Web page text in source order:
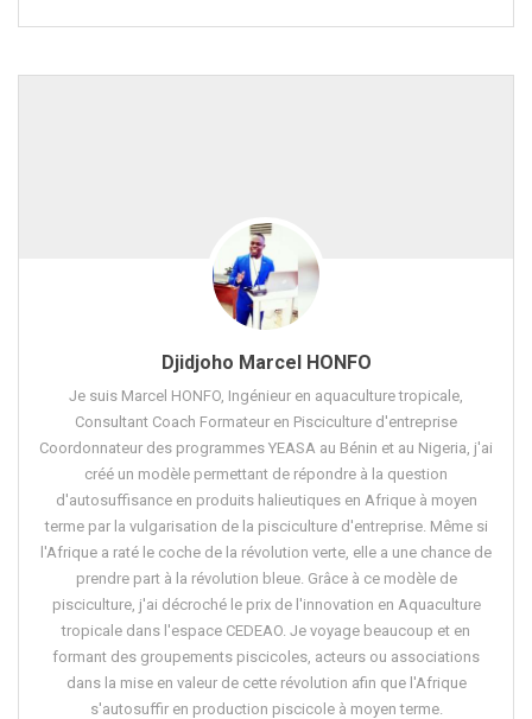
Djidjoho Marcel HONFO
Je suis Marcel HONFO, Ingénieur en aquaculture tropicale,
Consultant Coach Formateur en Pisciculture d'entreprise
Coordonnateur des programmes YEASA au Bénin et au Nigeria, j'ai
créé un modèle permettant de répondre à la question
d'autosuffisance en produits halieutiques en Afrique à moyen
terme par la vulgarisation de la pisciculture d'entreprise. Même si
l'Afrique a raté le coche de la révolution verte, elle a une chance de
prendre part à la révolution bleue. Grâce à ce modèle de
pisciculture, j'ai décroché le prix de l'innovation en Aquaculture
tropicale dans l'espace CEDEAO. Je voyage beaucoup et en
formant des groupements piscicoles, acteurs ou associations
dans la mise en valeur de cette révolution afin que l'Afrique
s'autosuffir en production piscicole à moyen terme.